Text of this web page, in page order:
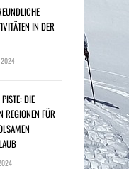
IN DER
2024
DIE
REGIONEN FÜR